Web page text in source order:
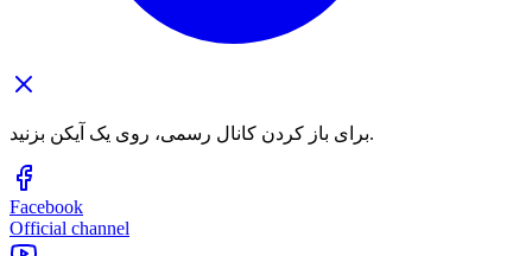
برای باز کردن کانال رسمی، روی یک آیکن بزنید.
Facebook
Official channel